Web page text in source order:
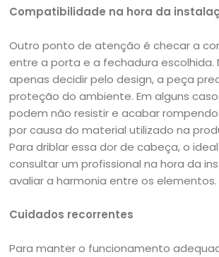
Compatibilidade na hora da
Outro ponto de atenção é checar a
entre a porta e a fechadura escolhida.
apenas decidir pelo design, a peça
proteção do ambiente. Em alguns
podem não resistir e acabar
por causa do material utilizado na
Para driblar essa dor de cabeça, o
consultar um profissional na hora da
avaliar a harmonia entre os elementos.
Cuidados recorrentes
Para manter o funcionamento